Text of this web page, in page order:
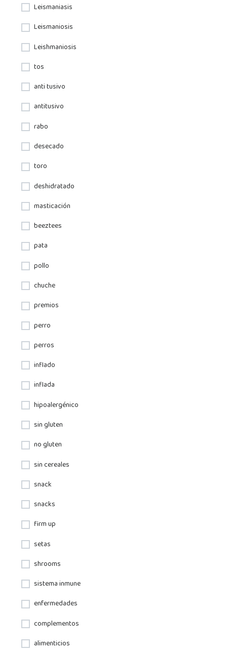
Leismaniasis
Leismaniosis
Leishmaniosis
tos
anti tusivo
antitusivo
rabo
desecado
toro
deshidratado
masticación
beeztees
pata
pollo
chuche
premios
perro
perros
inflado
inflada
hipoalergénico
sin gluten
no gluten
sin cereales
snack
snacks
firm up
setas
shrooms
sistema inmune
enfermedades
complementos
alimenticios